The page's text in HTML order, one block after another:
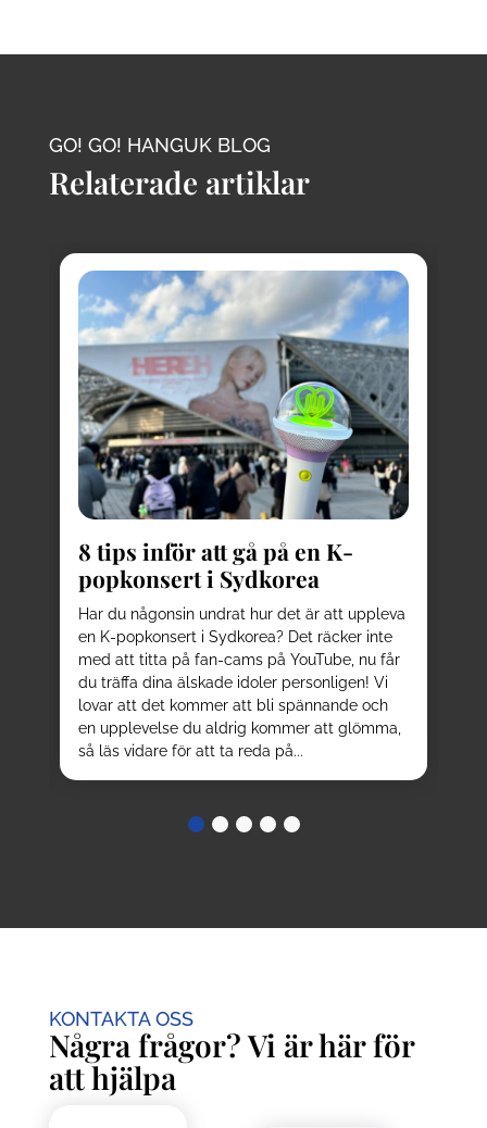
GO! GO! HANGUK BLOG
Relaterade artiklar
8 tips inför att gå på en K-
popkonsert i Sydkorea
Har du någonsin undrat hur det är att uppleva
en K-popkonsert i Sydkorea? Det räcker inte
med att titta på fan-cams på YouTube, nu får
du träffa dina älskade idoler personligen! Vi
lovar att det kommer att bli spännande och
en upplevelse du aldrig kommer att glömma,
så läs vidare för att ta reda på...
KONTAKTA OSS
Några frågor? Vi är här för
att hjälpa